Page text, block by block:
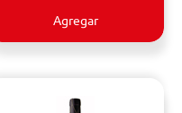
Agregar